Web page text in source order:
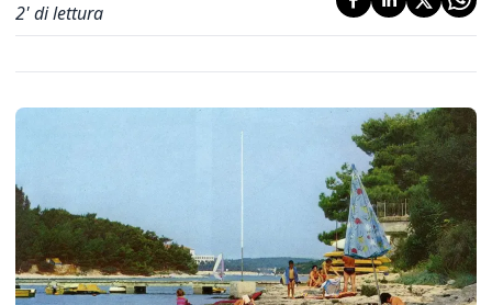
2' di lettura